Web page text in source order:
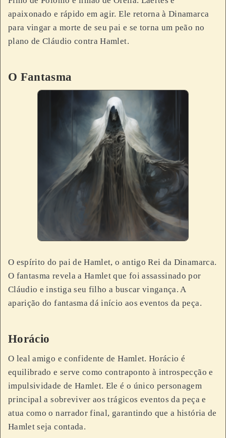
apaixonado e rápido em agir. Ele retorna à Dinamarca
para vingar a morte de seu pai e se torna um peão no
plano de Cláudio contra Hamlet.
O Fantasma
O espírito do pai de Hamlet, o antigo Rei da Dinamarca.
O fantasma revela a Hamlet que foi assassinado por
Cláudio e instiga seu filho a buscar vingança. A
aparição do fantasma dá início aos eventos da peça.
Horácio
O leal amigo e confidente de Hamlet. Horácio é
equilibrado e serve como contraponto à introspecção e
impulsividade de Hamlet. Ele é o único personagem
principal a sobreviver aos trágicos eventos da peça e
atua como o narrador final, garantindo que a história de
Hamlet seja contada.